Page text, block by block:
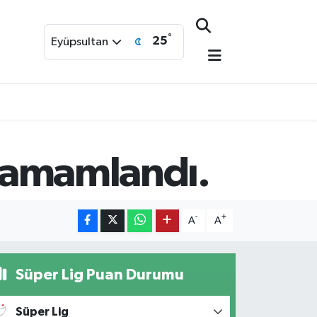
Eyüpsultan 25°
A- A+
Süper Lig Puan Durumu
Süper Lig